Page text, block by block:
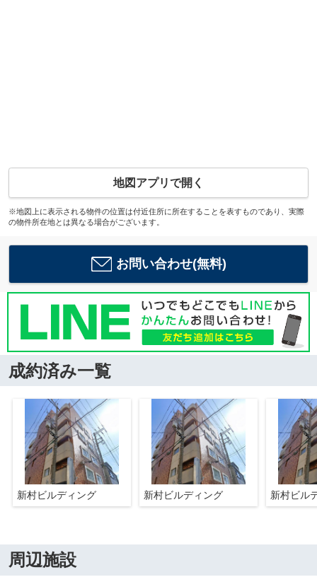
地図アプリで開く
※地図上に表示される物件の位置は付近住所に所在することを表すものであり、実際
の物件所在地とは異なる場合がございます。
お問い合わせ(無料)
成約済み一覧
新村ビルディング 新村ビルディング 新村ビル
周辺施設